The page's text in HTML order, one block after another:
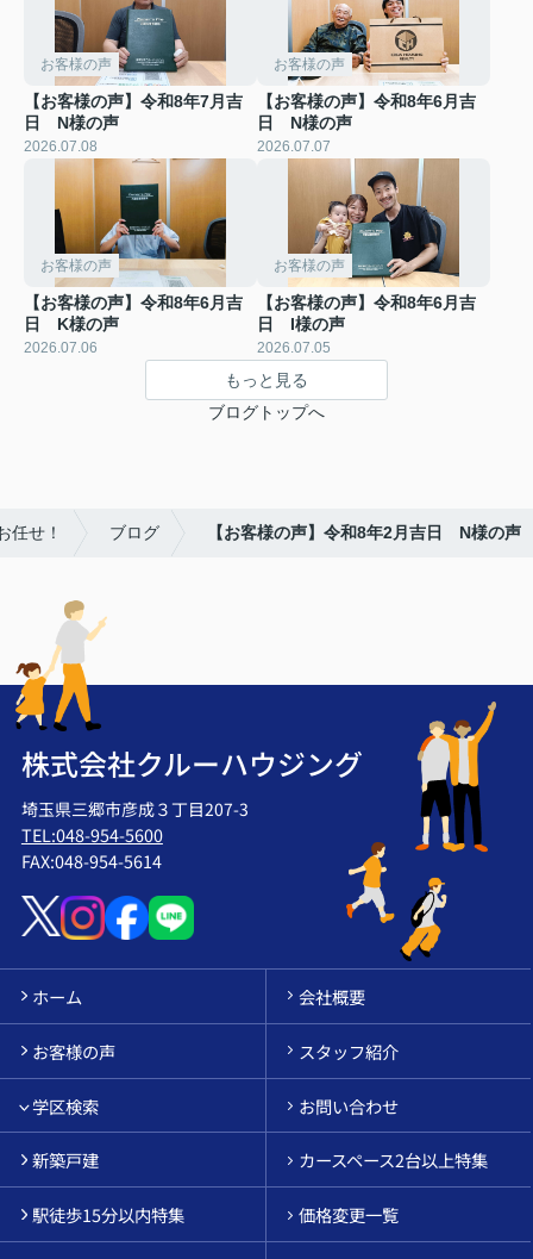
お客様の声
【お客様の声】令和8年7月吉
日 N様の声
2026.07.08
お客様の声
【お客様の声】令和8年6月吉
日 N様の声
2026.07.07
お客様の声
【お客様の声】令和8年6月吉
日 K様の声
2026.07.06
お客様の声
【お客様の声】令和8年6月吉
日 I様の声
2026.07.05
もっと見る
ブログトップへ
任せ！ ブログ 【お客様の声】令和8年2月吉日 N様の声
株式会社クルーハウジング
埼玉県三郷市彦成３丁目207-3
TEL:048-954-5600
FAX:048-954-5614
ホーム 会社概要
お客様の声 スタッフ紹介
学区検索 お問い合わせ
新築戸建 カースペース2台以上特集
駅徒歩15分以内特集 価格変更一覧